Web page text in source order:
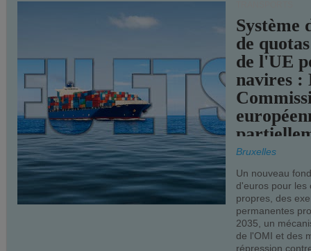
Système
de
de l'UE
navires :
Bruxelles
Un nouveau
d'euros pour les
propres, des
permanentes
2035, un
de l'OMI et des
répression